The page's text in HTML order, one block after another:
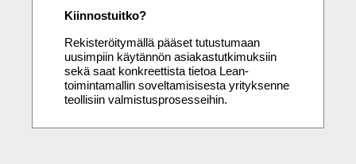
Kiinnostuitko?
Rekisteröitymällä pääset tutustumaan
uusimpiin käytännön asiakastutkimuksiin
sekä saat konkreettista tietoa Lean-
toimintamallin soveltamisisesta yrityksenne
teollisiin valmistusprosesseihin.